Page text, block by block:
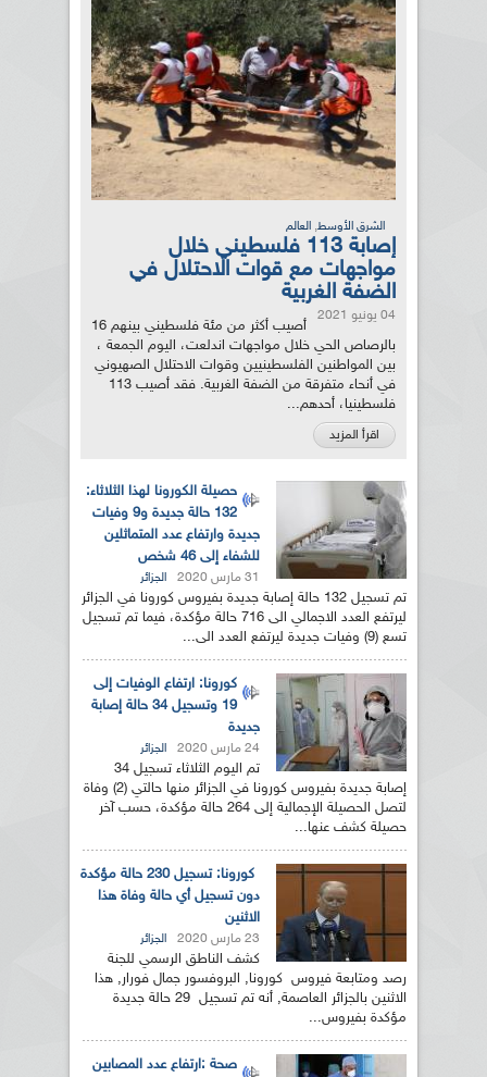
الشرق الأوسط, العالم
إصابة 113 فلسطيني خلال
مواجهات مع قوات الاحتلال في
الضفة الغربية
04 يونيو 2021
أصيب أكثر من مئة فلسطيني بينهم 16
بالرصاص الحي خلال مواجهات اندلعت، اليوم الجمعة ،
بين المواطنين الفلسطينيين وقوات الاحتلال الصهيوني
في أنحاء متفرقة من الضفة الغربية. فقد أصيب 113
فلسطينيا، أحدهم...
اقرأ المزيد
حصيلة الكورونا لهذا الثلاثاء:
132 حالة جديدة و9 وفيات
جديدة وارتفاع عدد المتماثلين
للشفاء إلى 46 شخص
31 مارس 2020 الجزائر
تم تسجيل 132 حالة إصابة جديدة بفيروس كورونا في الجزائر
ليرتفع العدد الاجمالي الى 716 حالة مؤكدة، فيما تم تسجيل
تسع (9) وفيات جديدة ليرتفع العدد الى...
كورونا: ارتفاع الوفيات إلى
19 وتسجيل 34 حالة إصابة
جديدة
24 مارس 2020 الجزائر
تم اليوم الثلاثاء تسجيل 34
إصابة جديدة بفيروس كورونا في الجزائر منها حالتي (2) وفاة
لتصل الحصيلة الإجمالية إلى 264 حالة مؤكدة، حسب آخر
حصيلة كشف عنها...
كورونا: تسجيل 230 حالة مؤكدة
دون تسجيل أي حالة وفاة هذا
الاثنين
23 مارس 2020 الجزائر
كشف الناطق الرسمي للجنة
رصد ومتابعة فيروس كورونا, البروفسور جمال فورار, هذا
الاثنين بالجزائر العاصمة, أنه تم تسجيل 29 حالة جديدة
مؤكدة بفيروس...
صحة :ارتفاع عدد المصابين